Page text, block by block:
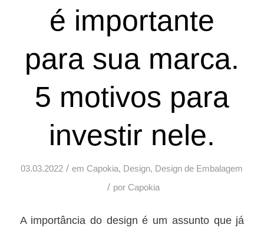
é importante
para sua marca.
5 motivos para
investir nele.
03.03.2022 / em Capokia, Design, Design de Embalagem
/ por Capokia
A importância do design é um assunto que já